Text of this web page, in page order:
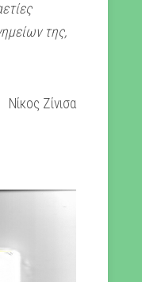
της,
Νίκος Ζίνισα